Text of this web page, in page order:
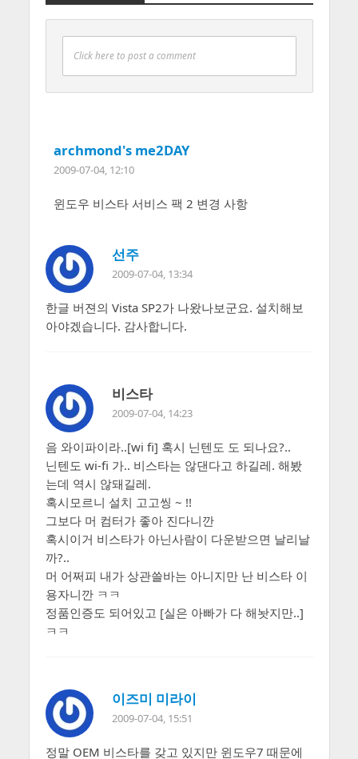
Click here to post a comment
archmond's me2DAY
2009-07-04, 12:10
윈도우 비스타 서비스 팩 2 변경 사항
선주
2009-07-04, 13:34
한글 버젼의 Vista SP2가 나왔나보군요. 설치해보
아야겠습니다. 감사합니다.
비스타
2009-07-04, 14:23
음 와이파이라..[wi fi] 혹시 닌텐도 도 되나요?..
닌텐도 wi-fi 가.. 비스타는 않댄다고 하길레. 해봤
는데 역시 않돼길레.
혹시모르니 설치 고고씽 ~ !!
그보다 머 컴터가 좋아 진다니깐
혹시이거 비스타가 아닌사람이 다운받으면 날리날
까?..
머 어쩌피 내가 상관쓸바는 아니지만 난 비스타 이
용자니깐 ㅋㅋ
정품인증도 되어있고 [실은 아빠가 다 해놧지만..]
ㅋㅋ
이즈미 미라이
2009-07-04, 15:51
정말 OEM 비스타를 갖고 있지만 윈도우7 때문에